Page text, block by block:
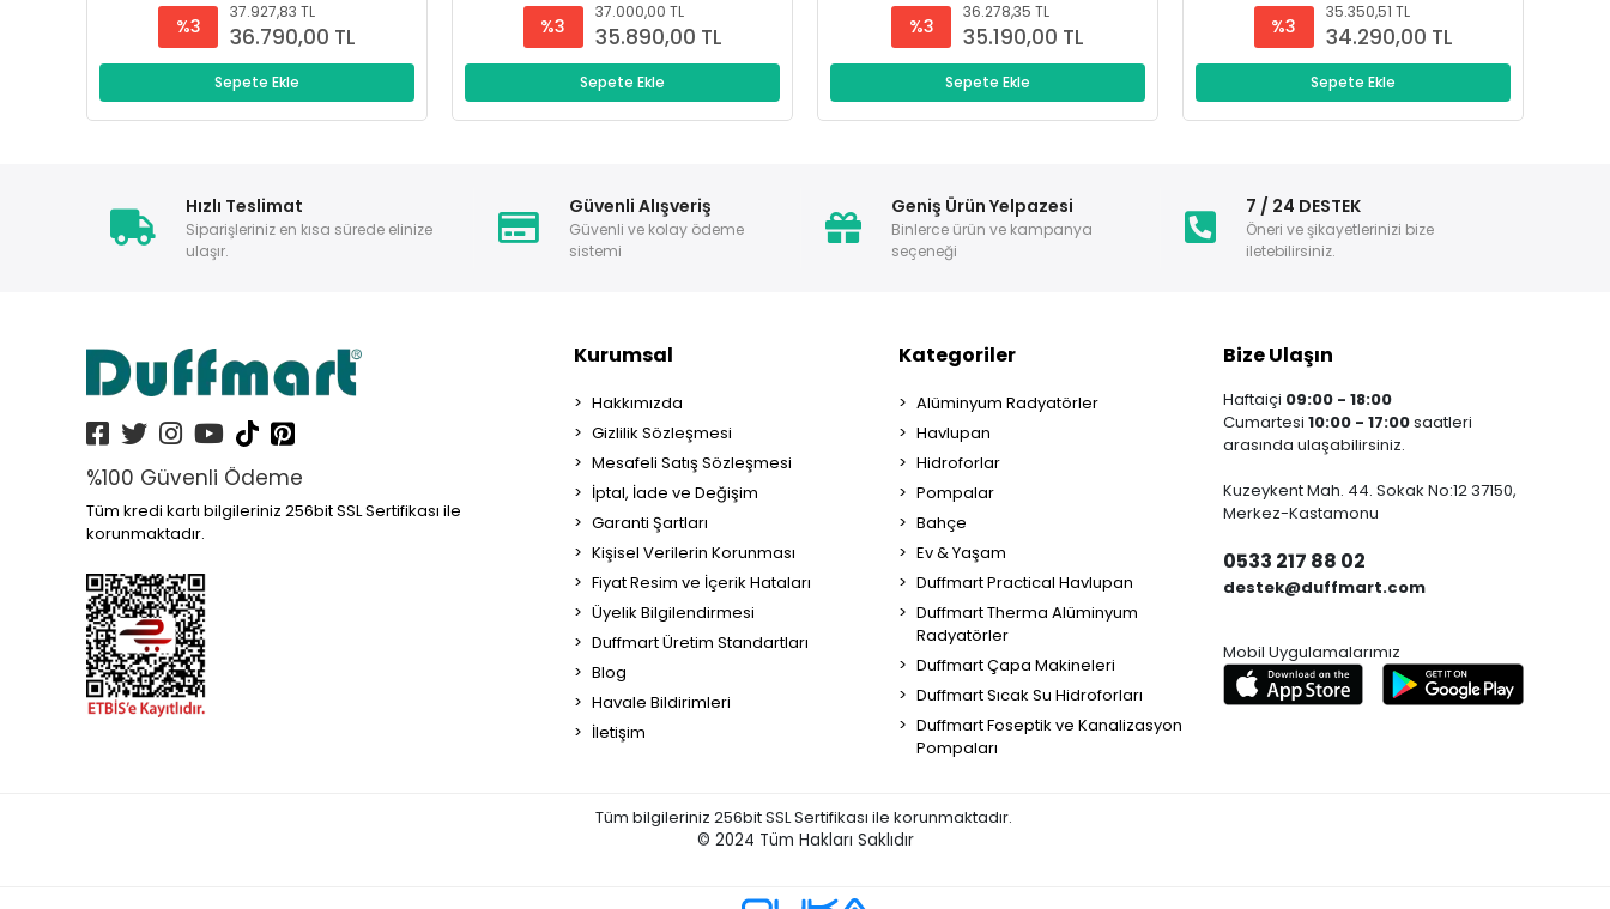
%3
37.927,83 TL
36.790,00 TL
Sepete Ekle
%3
37.000,00 TL
35.890,00 TL
Sepete Ekle
%3
36.278,35 TL
35.190,00 TL
Sepete Ekle
%3
35.350,51 TL
34.290,00 TL
Sepete Ekle
Hızlı Teslimat
Siparişleriniz en kısa sürede elinize
ulaşır.
Güvenli Alışveriş
Güvenli ve kolay ödeme
sistemi
Geniş Ürün Yelpazesi
Binlerce ürün ve kampanya
seçeneği
7 / 24 DESTEK
Öneri ve şikayetlerinizi bize
iletebilirsiniz.
%100 Güvenli Ödeme
Tüm kredi kartı bilgileriniz 256bit SSL Sertifikası ile
korunmaktadır.
Kurumsal
Hakkımızda
Gizlilik Sözleşmesi
Mesafeli Satış Sözleşmesi
İptal, İade ve Değişim
Garanti Şartları
Kişisel Verilerin Korunması
Fiyat Resim ve İçerik Hataları
Üyelik Bilgilendirmesi
Duffmart Üretim Standartları
Blog
Havale Bildirimleri
İletişim
Kategoriler
Alüminyum Radyatörler
Havlupan
Hidroforlar
Pompalar
Bahçe
Ev & Yaşam
Duffmart Practical Havlupan
Duffmart Therma Alüminyum
Radyatörler
Duffmart Çapa Makineleri
Duffmart Sıcak Su Hidroforları
Duffmart Foseptik ve Kanalizasyon
Pompaları
Bize Ulaşın
Haftaiçi 09:00 - 18:00
Cumartesi 10:00 - 17:00saatleri
arasında ulaşabilirsiniz.
Kuzeykent Mah. 44. Sokak No:12 37150,
Merkez-Kastamonu
0533 217 88 02
destek@duffmart.com
Mobil Uygulamalarımız
Tüm bilgileriniz 256bit SSL Sertifikası ile korunmaktadır.
© 2024 Tüm Hakları Saklıdır